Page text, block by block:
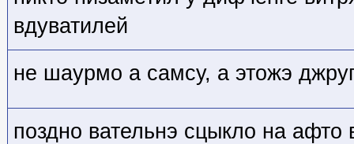
вдуватилей
не шаурмо а самсу, а этожэ
поздно вательнэ сцыкло на афто